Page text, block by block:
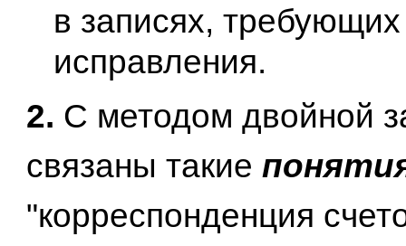
в записях, требующих
исправления.
2. С методом двойной
связаны такие
"корреспонденция